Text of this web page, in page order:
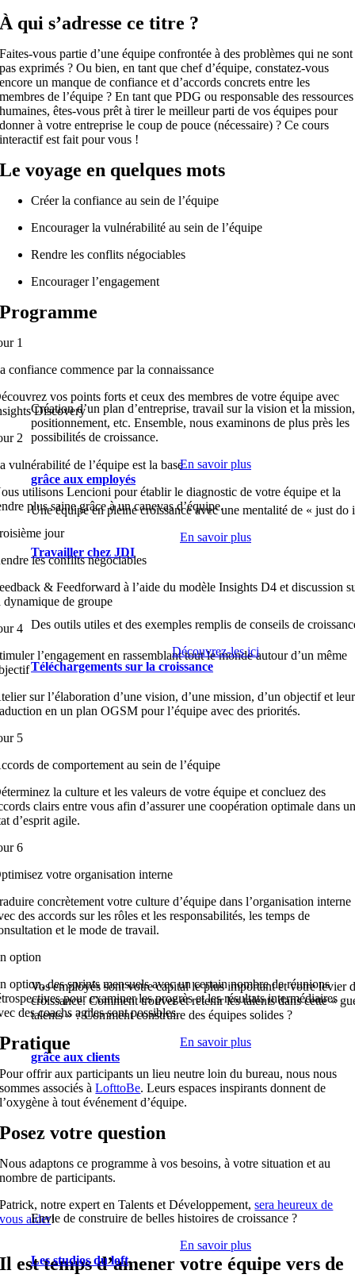
Une équipe en pleine croissance avec une mentalité de « just do
En savoir plus
Travailler chez JDI
Envie de construire de belles histoires de croissance ?
En savoir plus
Les studios du loft
Création d’un plan d’entreprise, travail sur la vision et la mission,
positionnement, etc. Ensemble, nous examinons de plus près les
possibilités de croissance.
En savoir plus
grâce aux employés
Vos employés sont votre capital le plus important et votre levier
croissance. Comment trouver et retenir les talents dans cette «
talents » ? Comment construire des équipes solides ?
En savoir plus
grâce aux clients
Des outils utiles et des exemples remplis de conseils de
Découvrez-les ici
Téléchargements sur la croissance
À qui s’adresse ce titre ?
Faites-vous partie d’une équipe confrontée à des problèmes qui ne sont
pas exprimés ? Ou bien, en tant que chef d’équipe, constatez-vous
encore un manque de confiance et d’accords concrets entre les
membres de l’équipe ? En tant que PDG ou responsable des ressources
humaines, êtes-vous prêt à tirer le meilleur parti de vos équipes pour
donner à votre entreprise le coup de pouce (nécessaire) ? Ce cours
interactif est fait pour vous !
Le voyage en quelques mots
Créer la confiance au sein de l’équipe
Encourager la vulnérabilité au sein de l’équipe
Rendre les conflits négociables
Encourager l’engagement
Programme
1
confiance commence par la connaissance
vos points forts et ceux des membres de votre équipe avec
Discovery
2
vulnérabilité de l’équipe est la base
utilisons Lencioni pour établir le diagnostic de votre équipe et la
plus saine grâce à un canevas d’équipe.
jour
les conflits négociables
& Feedforward à l’aide du modèle Insights D4 et discussion
dynamique de groupe
4
l’engagement en rassemblant tout le monde autour d’un même
sur l’élaboration d’une vision, d’une mission, d’un objectif et leur
en un plan OGSM pour l’équipe avec des priorités.
5
de comportement au sein de l’équipe
la culture et les valeurs de votre équipe et concluez des
clairs entre vous afin d’assurer une coopération optimale dans
d’esprit agile.
6
votre organisation interne
concrètement votre culture d’équipe dans l’organisation interne
des accords sur les rôles et les responsabilités, les temps de
et le mode de travail.
option
option, des sprints mensuels avec un certain nombre de réunions
pour examiner les progrès et les résultats intermédiaires
des coachs agiles sont possibles.
Pratique
Pour offrir aux participants un lieu neutre loin du bureau, nous nous
sommes associés àLofttoBe. Leurs espaces inspirants donnent de
l’oxygène à tout événement d’équipe.
Posez votre question
Nous adaptons ce programme à vos besoins, à votre situation et au
nombre de participants.
Patrick, notre expert en Talents et Développement,sera heureux de
vous aider!
Il est temps d’amener votre équipe vers de